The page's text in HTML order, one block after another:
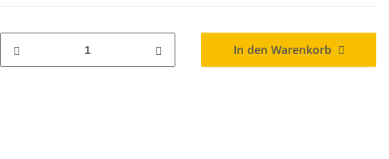
In den Warenkorb